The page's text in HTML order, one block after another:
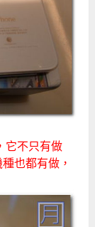
它不只有做
也都有做，